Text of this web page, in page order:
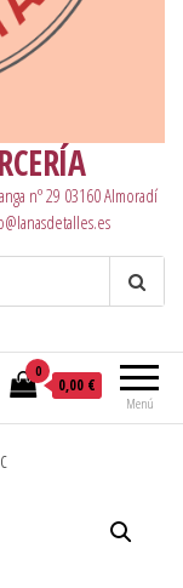
nº 29 03160 Almoradí
Menú
0
0,00 €